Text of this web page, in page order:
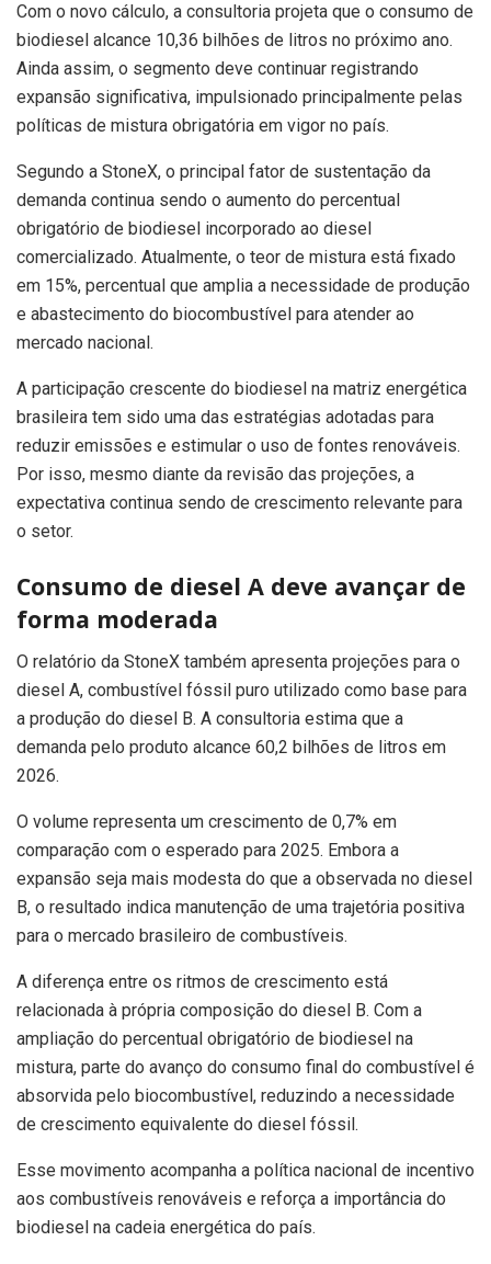
Com o novo cálculo, a consultoria projeta que o consumo de
biodiesel alcance 10,36 bilhões de litros no próximo ano.
Ainda assim, o segmento deve continuar registrando
expansão significativa, impulsionado principalmente pelas
políticas de mistura obrigatória em vigor no país.
Segundo a StoneX, o principal fator de sustentação da
demanda continua sendo o aumento do percentual
obrigatório de biodiesel incorporado ao diesel
comercializado. Atualmente, o teor de mistura está fixado
em 15%, percentual que amplia a necessidade de produção
e abastecimento do biocombustível para atender ao
mercado nacional.
A participação crescente do biodiesel na matriz energética
brasileira tem sido uma das estratégias adotadas para
reduzir emissões e estimular o uso de fontes renováveis.
Por isso, mesmo diante da revisão das projeções, a
expectativa continua sendo de crescimento relevante para
o setor.
Consumo de diesel A deve avançar de
forma moderada
O relatório da StoneX também apresenta projeções para o
diesel A, combustível fóssil puro utilizado como base para
a produção do diesel B. A consultoria estima que a
demanda pelo produto alcance 60,2 bilhões de litros em
2026.
O volume representa um crescimento de 0,7% em
comparação com o esperado para 2025. Embora a
expansão seja mais modesta do que a observada no diesel
B, o resultado indica manutenção de uma trajetória positiva
para o mercado brasileiro de combustíveis.
A diferença entre os ritmos de crescimento está
relacionada à própria composição do diesel B. Com a
ampliação do percentual obrigatório de biodiesel na
mistura, parte do avanço do consumo final do combustível é
absorvida pelo biocombustível, reduzindo a necessidade
de crescimento equivalente do diesel fóssil.
Esse movimento acompanha a política nacional de incentivo
aos combustíveis renováveis e reforça a importância do
biodiesel na cadeia energética do país.